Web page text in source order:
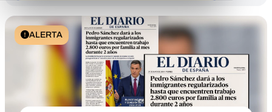
ALERTA